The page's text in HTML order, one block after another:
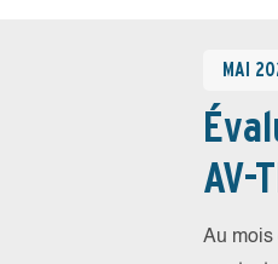
MAI
AV-
Au mois